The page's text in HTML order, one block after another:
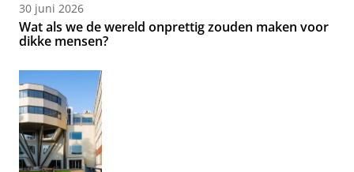
30 juni 2026
Wat als we de wereld onprettig zouden maken voor
dikke mensen?